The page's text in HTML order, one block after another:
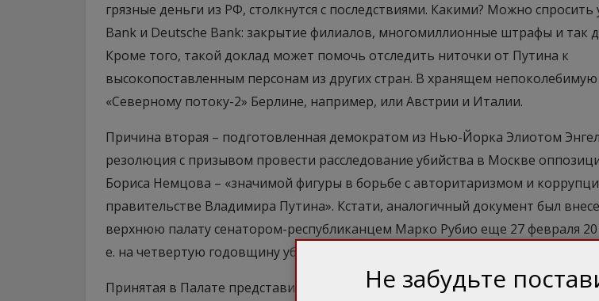
грязные деньги из РФ, столкнутся с последствиями. Какими? Можно спросить
Bank и Deutsche Bank: закрытие филиалов, многомиллионные штрафы и так
Кроме того, такой доклад может помочь отследить ниточки от Путина к
высокопоставленным персонам из других стран. В хранящем
«Северному потоку-2» Берлине, например, или Австрии и Италии.
Причина вторая – подготовленная демократом из Нью-Йорка Элиотом
резолюция с призывом провести расследование убийства в Москве
Бориса Немцова – «значимой фигуры в борьбе с авторитаризмом и
правительстве Владимира Путина». Кстати, аналогичный документ был
верхнюю палату сенатором-республиканцем Марко Рубио еще 27 февраля
е. на четвертую годовщину убийства оппозиционера.
Принятая в Палате представителей резолюция касается не только Путина,
Не забудьте